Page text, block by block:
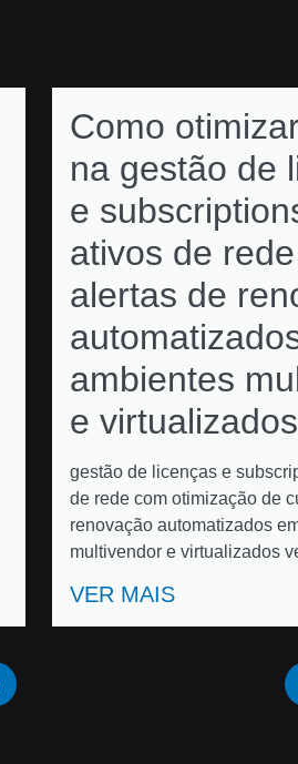
Como
na gestão de
e
ativos de
alertas de
ambientes
e virtualizados
gestão de licenças e
de rede com otimização de
renovação automatizados
multivendor e virtualizados
VER MAIS